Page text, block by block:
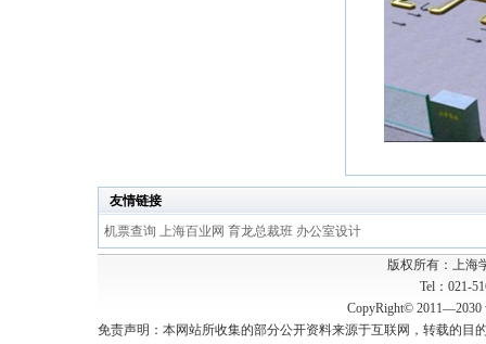
友情链接
机票查询 上海百业网 育龙总裁班 办公室设计
版权所有：上
Tel：021-
CopyRight© 2011—2030
免责声明：本网站所收集的部分公开资料来源于互联网，转载的